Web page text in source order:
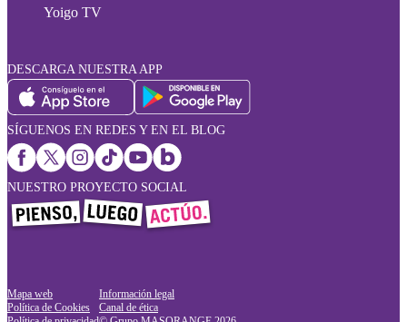
Yoigo TV
DESCARGA NUESTRA APP
SÍGUENOS EN REDES Y EN EL BLOG
NUESTRO PROYECTO SOCIAL
Mapa web
Política de Cookies
Información legal
Canal de ética